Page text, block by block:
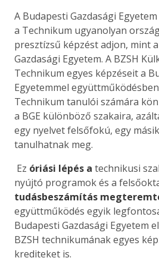
A Budapesti Gazdasági
a Technikum ugyanolyan
presztízsű képzést adjon, mint
Gazdasági Egyetem. A BZSH
Technikum egyes képzéseit a
Egyetemmel
Technikum tanulói számára
a BGE különböző szakaira,
egy nyelvet felsőfokú, egy
tanulhatnak meg.
Ez óriási lépés a technikusi
nyújtó programok és a
tudásbeszámítás
együttműködés egyik
Budapesti Gazdasági Egyetem
BZSH technikumának egyes
krediteket is.